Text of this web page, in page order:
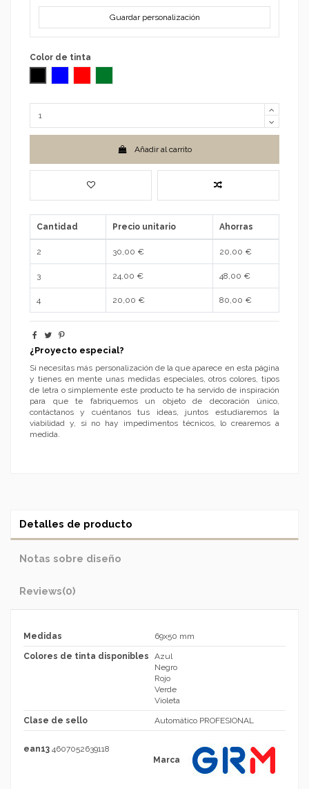
Guardar personalización
Color de tinta
Añadir al carrito
Cantidad Precio unitario Ahorras
2 30,00 € 20,00 €
3 24,00 € 48,00 €
4 20,00 € 80,00 €
¿Proyecto especial?
Si necesitas más personalización de la que aparece en esta página
y tienes en mente unas medidas especiales, otros colores, tipos
de letra o simplemente este producto te ha servido de inspiración
para que te fabriquemos un objeto de decoración único,
contáctanos y cuéntanos tus ideas, juntos estudiaremos la
viabilidad y, si no hay impedimentos técnicos, lo crearemos a
medida.
Detalles de producto
Notas sobre diseño
Reviews(0)
Medidas 69x50 mm
Colores de tinta disponibles
Azul
Negro
Rojo
Verde
Violeta
Clase de sello Automático PROFESIONAL
Marca
ean13 4607052639118